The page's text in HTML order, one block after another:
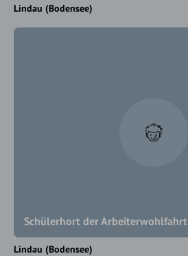
Lindau (Bodensee)
Schülerhort der Arbeiterwohlfahrt
Lindau (Bodensee)